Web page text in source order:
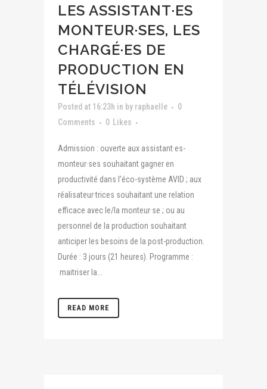
LES ASSISTANT·ES
MONTEUR·SES, LES
CHARGÉ·ES DE
PRODUCTION EN
TÉLÉVISION
Posted at 16:23h in by raphaelle
0
Comments
0 Likes
Admission : ouverte aux assistant·es-
monteur·ses souhaitant gagner en
productivité dans l’éco-système AVID ; aux
réalisateur·trices souhaitant une relation
efficace avec le/la monteur·se ; ou au
personnel de la production souhaitant
anticiper les besoins de la post-production.
Durée : 3 jours (21 heures). Programme :
maitriser la...
READ MORE